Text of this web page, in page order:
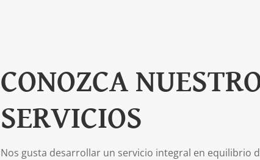
CONOZCA
SERVICIOS
Nos gusta desarrollar un servicio integral en equilibrio